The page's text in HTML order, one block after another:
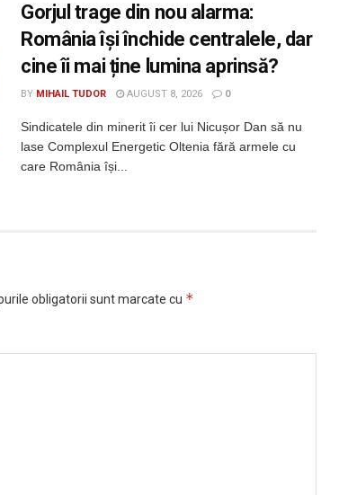
Gorjul trage din nou alarma:
România își închide centralele, dar
cine îi mai ține lumina aprinsă?
BY MIHAIL TUDOR AUGUST 8, 2026 0
Sindicatele din minerit îi cer lui Nicușor Dan să nu
lase Complexul Energetic Oltenia fără armele cu
care România își...
obligatorii sunt marcate cu *